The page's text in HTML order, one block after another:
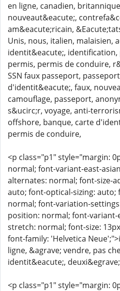
en ligne, canadien,
nouveaut&eacute;,
am&eacute;ricain,
Unis, nous, italien, malaisien,
identit&eacute;,
permis, permis de conduire,
SSN faux passeport,
d'identit&eacute;, faux,
camouflage, passeport,
s&ucirc;r, voyage, anti-
offshore, banque, carte
permis de conduire,
<p class="p1" style="margin:
normal; font-variant-east-
alternates: normal; font-size-
auto; font-optical-sizing:
normal; font-variation-
position: normal; font-
stretch: normal; font-size:
font-family: 'Helvetica
ligne, &agrave; vendre, pas
identit&eacute;,
<p class="p1" style="margin: